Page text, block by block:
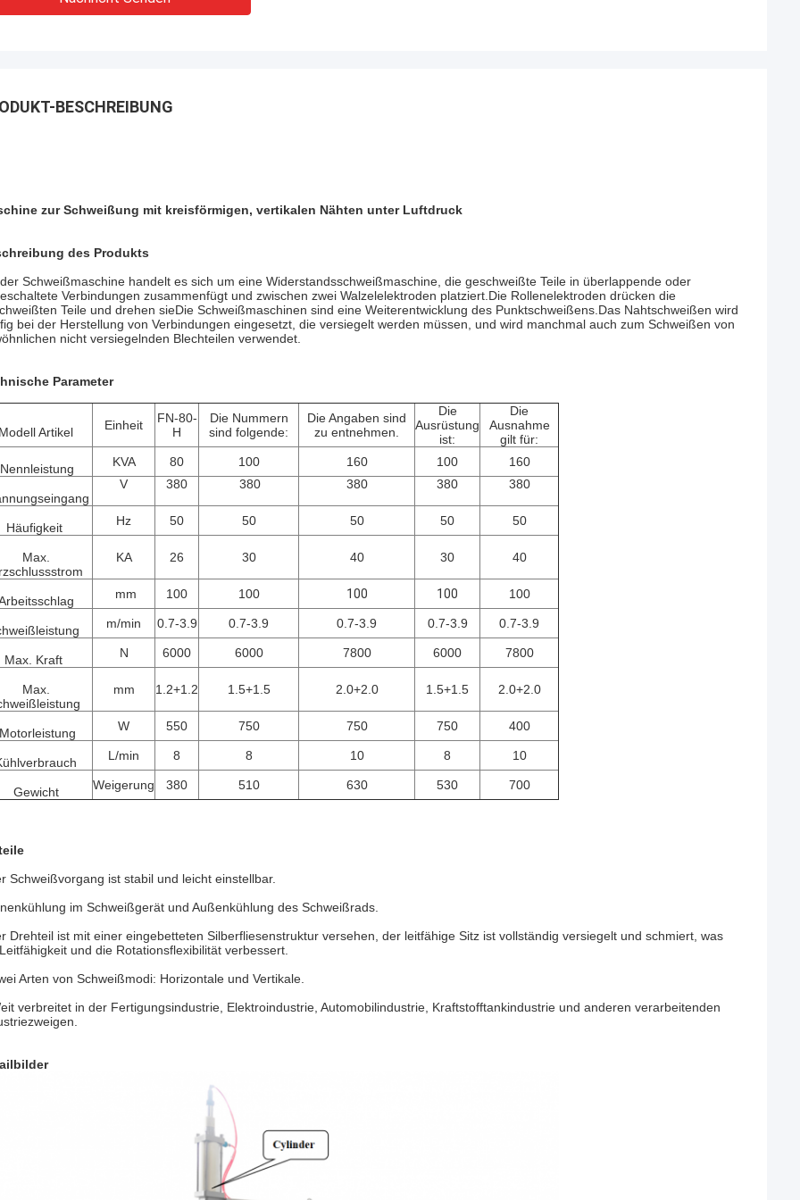
BESCHREIBUNG
zur Schweißung mit kreisförmigen, vertikalen Nähten unter Luftdruck
des Produkts
Schweißmaschine handelt es sich um eine Widerstandsschweißmaschine, die geschweißte Teile in überlappende oder
Verbindungen zusammenfügt und zwischen zwei Walzelelektroden platziert.Die Rollenelektroden drücken die
Teile und drehen sieDie Schweißmaschinen sind eine Weiterentwicklung des Punktschweißens.Das Nahtschweißen wird
bei der Herstellung von Verbindungen eingesetzt, die versiegelt werden müssen, und wird manchmal auch zum Schweißen von
nicht versiegelnden Blechteilen verwendet.
Parameter
ModellArtikel Einheit
FN-80-
H
Die Nummern
sind folgende:
Die Angaben sind
zu entnehmen.
Die
Ausrüstung
ist:
Die
Ausnahme
gilt für:
Nennleistung KVA 80 100 160 100 160
V 380 380 380 380 380
Häufigkeit Hz 50 50 50 50 50
Max.
KA 26 30 40 30 40
mm 100 100 100 100 100
m/min 0.7-3.9 0.7-3.9 0.7-3.9 0.7-3.9 0.7-3.9
Max. Kraft N 6000 6000 7800 6000 7800
Max.
mm 1.2+1.2 1.5+1.5 2.0+2.0 1.5+1.5 2.0+2.0
Motorleistung W 550 750 750 750 400
L/min 8 8 10 8 10
Gewicht Weigerung 380 510 630 530 700
Schweißvorgang ist stabil und leicht einstellbar.
im Schweißgerät und Außenkühlung des Schweißrads.
Drehteil ist mit einer eingebetteten Silberfliesenstruktur versehen, der leitfähige Sitz ist vollständig versiegelt und schmiert, was
und die Rotationsflexibilität verbessert.
Arten von Schweißmodi: Horizontale und Vertikale.
verbreitet in der Fertigungsindustrie, Elektroindustrie, Automobilindustrie, Kraftstofftankindustrie und anderen verarbeitenden